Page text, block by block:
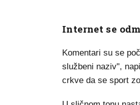
Internet se
Komentari su se
službeni naziv",
crkve da se sport